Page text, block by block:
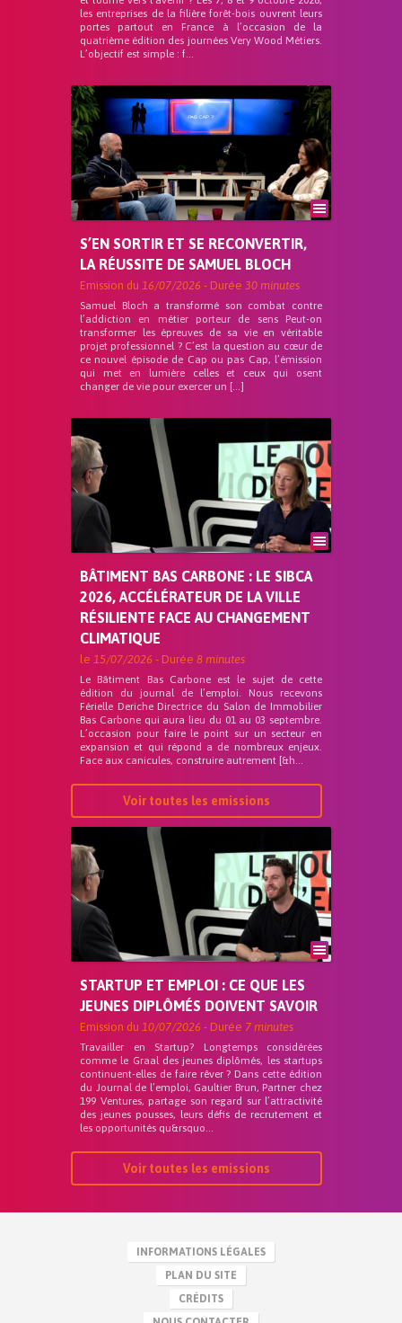
les entreprises de la filière forêt-bois ouvrent leurs
portes partout en France à l’occasion de la
quatrième édition des journées Very Wood Métiers.
L’objectif est simple : f...
S’EN SORTIR ET SE RECONVERTIR,
LA RÉUSSITE DE SAMUEL BLOCH
Emission du 16/07/2026 - Durée 30 minutes
Samuel Bloch a transformé son combat contre
l’addiction en métier porteur de sens Peut-on
transformer les épreuves de sa vie en véritable
projet professionnel ? C’est la question au cœur de
ce nouvel épisode de Cap ou pas Cap, l’émission
qui met en lumière celles et ceux qui osent
changer de vie pour exercer un […]
BÂTIMENT BAS CARBONE : LE SIBCA
2026, ACCÉLÉRATEUR DE LA VILLE
RÉSILIENTE FACE AU CHANGEMENT
CLIMATIQUE
le 15/07/2026 - Durée 8 minutes
Le Bâtiment Bas Carbone est le sujet de cette
édition du journal de l’emploi. Nous recevons
Férielle Deriche Directrice du Salon de Immobilier
Bas Carbone qui aura lieu du 01 au 03 septembre.
L’occasion pour faire le point sur un secteur en
expansion et qui répond a de nombreux enjeux.
Face aux canicules, construire autrement [&h...
Voir toutes les emissions
STARTUP ET EMPLOI : CE QUE LES
JEUNES DIPLÔMÉS DOIVENT SAVOIR
Emission du 10/07/2026 - Durée 7 minutes
Travailler en Startup? Longtemps considérées
comme le Graal des jeunes diplômés, les startups
continuent-elles de faire rêver ? Dans cette édition
du Journal de l’emploi, Gaultier Brun, Partner chez
199 Ventures, partage son regard sur l’attractivité
des jeunes pousses, leurs défis de recrutement et
les opportunités qu&rsquo...
Voir toutes les emissions
INFORMATIONS LÉGALES
PLAN DU SITE
CRÉDITS